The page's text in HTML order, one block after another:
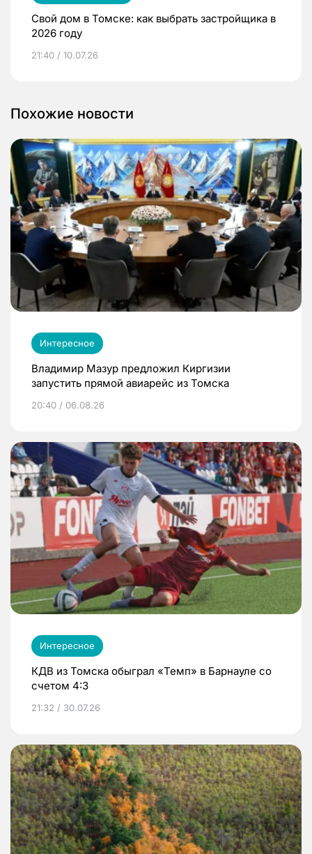
Свой дом в Томске: как выбрать застройщика в
2026 году
21:40 / 10.07.26
Похожие новости
Интересное
Владимир Мазур предложил Киргизии
запустить прямой авиарейс из Томска
20:40 / 06.08.26
Интересное
КДВ из Томска обыграл «Темп» в Барнауле со
счетом 4:3
21:32 / 30.07.26